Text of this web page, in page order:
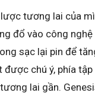
tương lai của
đổ vào công
sạc lại pin để
được chú ý, phía
lai gần.